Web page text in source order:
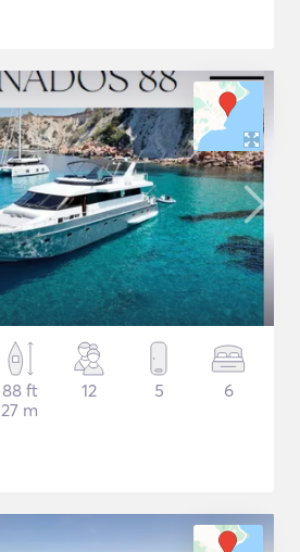
88 ft
27 m
12 5 6